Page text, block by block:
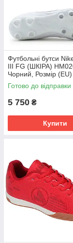
Футбольні бутси
III FG (ШКІРА)
Чорний, Розмір
Готово до відправки
5 750 ₴
Купити